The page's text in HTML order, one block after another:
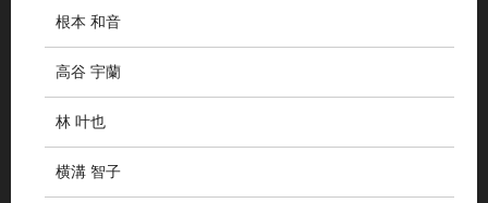
根本 和音
高谷 宇蘭
林 叶也
横溝 智子